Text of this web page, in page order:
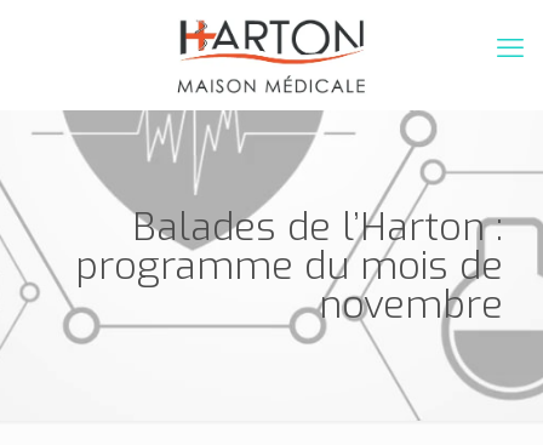
Balades de l’Harton :
programme du mois de
novembre